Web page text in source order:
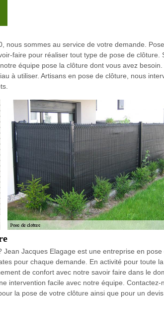
nous sommes au service de votre demande.
faire pour réaliser tout type de pose de clôture.
équipe pose la clôture dont vous avez besoin.
à utiliser. Artisans en pose de clôture, nous
Jacques Elagage est une entreprise en pose
pour chaque demande. En activité pour toute la
de confort avec notre savoir faire dans le
intervention facile avec notre équipe. Contactez-
la pose de votre clôture ainsi que pour un